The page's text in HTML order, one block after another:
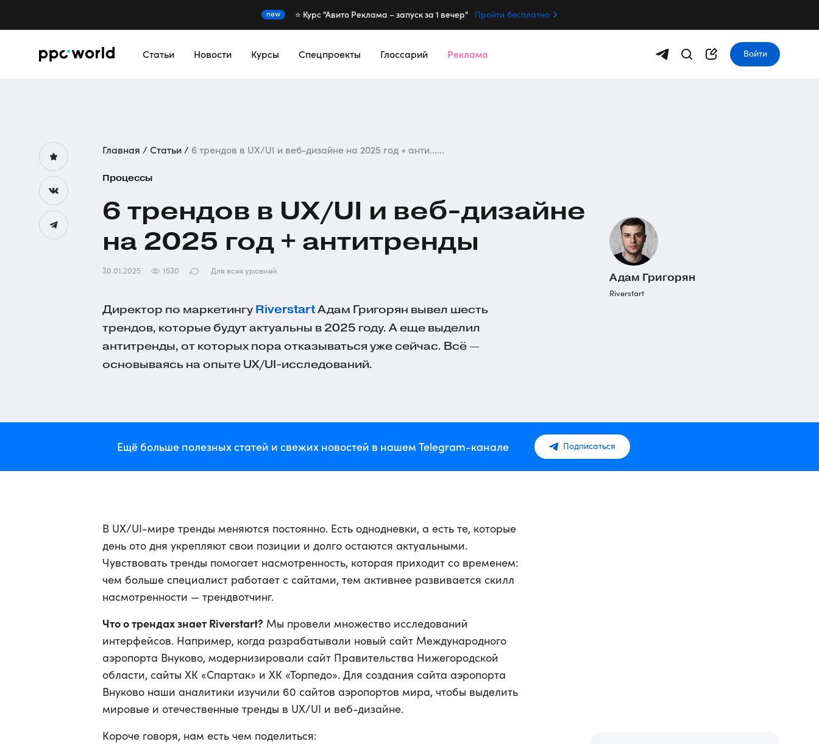
new ⭐️ Курс "Авито Реклама – запуск за 1 вечер" Пройти бесплатно
Статьи Новости Курсы Спецпроекты Глоссарий Реклама Войти
Главная Статьи 6 трендов в UX/UI и веб-дизайне на 2025 год + анти......
Процессы
6 трендов в UX/UI и веб-дизайне
на 2025 год + антитренды
30.01.2025 1530 Для всех уровней
Директор по маркетингу RiverstartАдам Григорян вывел шесть
трендов, которые будут актуальны в 2025 году. А еще выделил
антитренды, от которых пора отказываться уже сейчас. Всё —
основываясь на опыте UX/UI-исследований.
Адам Григорян
Riverstart
Ещё больше полезных статей и свежих новостей в нашем Telegram-канале Подписаться
В UX/UI-мире тренды меняются постоянно. Есть однодневки, а есть те, которые
день ото дня укрепляют свои позиции и долго остаются актуальными.
Чувствовать тренды помогает насмотренность, которая приходит со временем:
чем больше специалист работает с сайтами, тем активнее развивается скилл
насмотренности — трендвотчинг.
Что о трендах знает Riverstart? Мы провели множество исследований
интерфейсов. Например, когда разрабатывали новый сайт Международного
аэропорта Внуково, модернизировали сайт Правительства Нижегородской
области, сайты ХК «Спартак» и ХК «Торпедо». Для создания сайта аэропорта
Внуково наши аналитики изучили 60 сайтов аэропортов мира, чтобы выделить
мировые и отечественные тренды в UX/UI и веб-дизайне.
Короче говоря, нам есть чем поделиться: